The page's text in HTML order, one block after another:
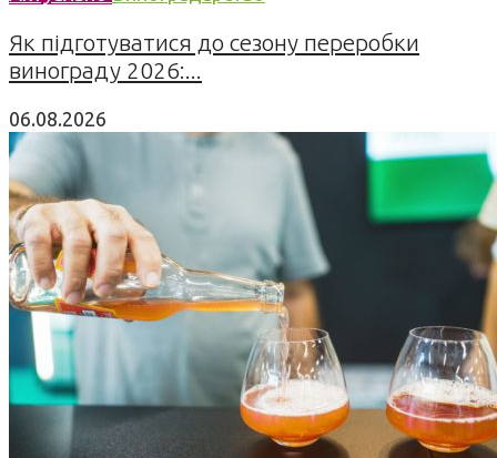
Як підготуватися до сезону переробки
винограду 2026:...
06.08.2026